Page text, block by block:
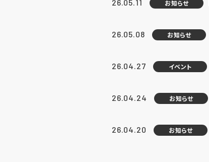
26.05.11 お知らせ
26.05.08 お知らせ
26.04.27 イベント
26.04.24 お知らせ
26.04.20 お知らせ